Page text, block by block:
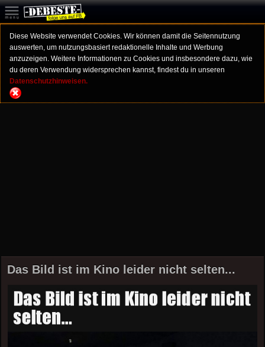
Diese Website verwendet Cookies. Wir können damit die Seitennutzung
auswerten, um nutzungsbasiert redaktionelle Inhalte und Werbung
anzuzeigen. Weitere Informationen zu Cookies und insbesondere dazu, wie
du deren Verwendung widersprechen kannst, findest du in unseren
Datenschutzhinweisen.
Das Bild ist im Kino leider nicht selten...